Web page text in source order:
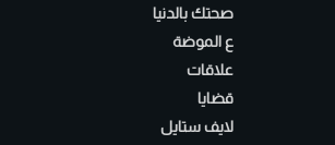
صحتك بالدنيا
ع الموضة
علاقات
قضايا
لايف ستايل